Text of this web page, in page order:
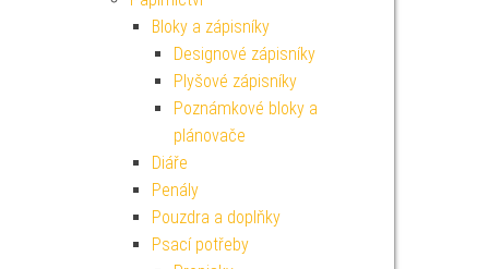
Bloky a zápisníky
Designové zápisníky
Plyšové zápisníky
Poznámkové bloky a
plánovače
Diáře
Penály
Pouzdra a doplňky
Psací potřeby